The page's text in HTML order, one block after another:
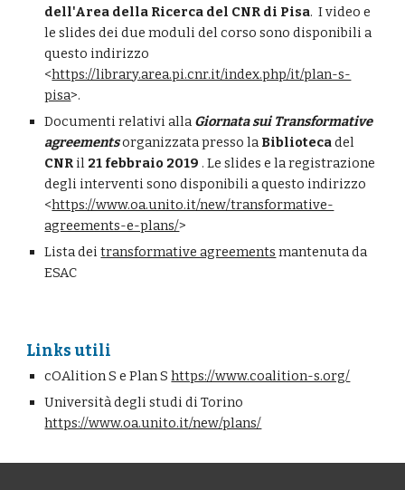
dell'Area della Ricerca del CNR di Pisa.  I video e
le slides dei due moduli del corso sono disponibili a
questo indirizzo
<https://library.area.pi.cnr.it/index.php/it/plan-s-
pisa>.
Documenti relativi alla Giornata sui Transformative
agreements organizzata presso la Biblioteca
CNR il 21 febbraio 2019 . Le slides e la registrazione
degli interventi sono disponibili a questo indirizzo
<https://www.oa.unito.it/new/transformative-
agreements-e-plans/>
Lista dei transformative agreements mantenuta da
ESAC
Links utili
cOAlition S e Plan S https://www.coalition-s.org/
https://www.oa.unito.it/new/plans/